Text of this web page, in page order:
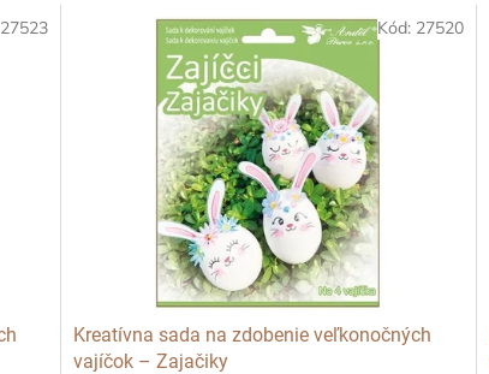
27523
Kreatívna sada na zdobenie veľkonočných
vajíčok – Zajačiky
Kód: 27520